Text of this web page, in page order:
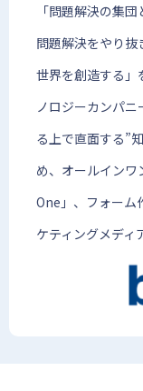
「問題解決の集
問題解決をやり抜
世界を創造する」
ノロジーカンパ
る上で直面する”
め、オールイン
One」、フォー
ケティングメディ